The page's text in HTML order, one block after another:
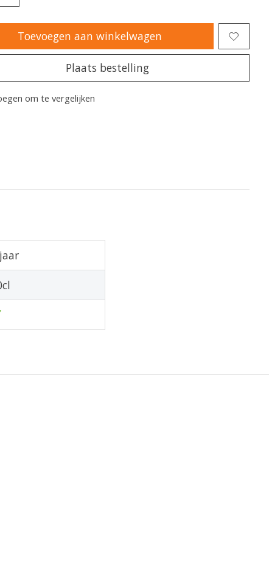
Toevoegen aan winkelwagen
Plaats bestelling
om te vergelijken